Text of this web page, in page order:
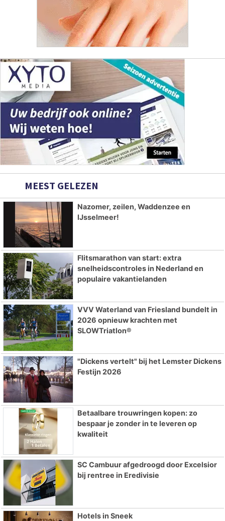
MEEST GELEZEN
Nazomer, zeilen, Waddenzee en
IJsselmeer!
Flitsmarathon van start: extra
snelheidscontroles in Nederland en
populaire vakantielanden
VVV Waterland van Friesland bundelt in
2026 opnieuw krachten met
SLOWTriatlon®
"Dickens vertelt" bij het Lemster Dickens
Festijn 2026
Betaalbare trouwringen kopen: zo
bespaar je zonder in te leveren op
kwaliteit
SC Cambuur afgedroogd door Excelsior
bij rentree in Eredivisie
Hotels in Sneek